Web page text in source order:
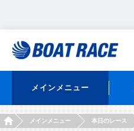
メインメニュー
HOMEメインメニュー 本日のレース